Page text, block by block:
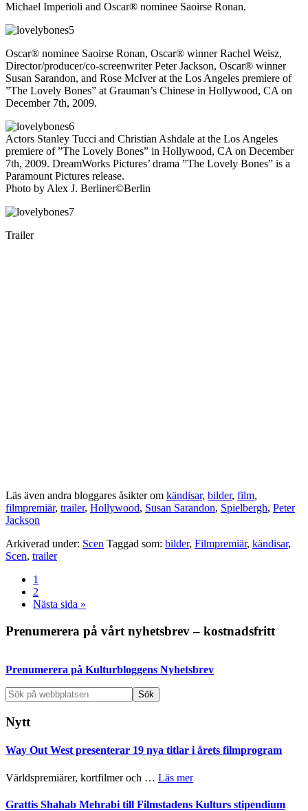
Michael Imperioli and Oscar® nominee Saoirse Ronan.
Oscar® nominee Saoirse Ronan, Oscar® winner Rachel Weisz,
Director/producer/co-screenwriter Peter Jackson, Oscar® winner
Susan Sarandon, and Rose McIver at the Los Angeles premiere of
”The Lovely Bones” at Grauman’s Chinese in Hollywood, CA on
December 7th, 2009.
Actors Stanley Tucci and Christian Ashdale at the Los Angeles
premiere of ”The Lovely Bones” in Hollywood, CA on December
7th, 2009. DreamWorks Pictures’ drama ”The Lovely Bones” is a
Paramount Pictures release.
Photo by Alex J. Berliner©Berlin
Trailer
Läs även andra bloggares åsikter om kändisar, bilder, film,
filmpremiär, trailer, Hollywood, Susan Sarandon, Spielbergh, Peter
Jackson
Arkiverad under: Scen Taggad som: bilder, Filmpremiär, kändisar,
Scen, trailer
Sida
1
Sida
2
Go
Nästa sida »
Primärt
Prenumerera på vårt nyhetsbrev – kostnadsfritt
Prenumerera på Kulturbloggens Nyhetsbrev
Sök
på
webbplatsen
Nytt
Way Out West presenterar 19 nya titlar i årets filmprogram
Världspremiärer, kortfilmer och … Läs merom
Out
Grattis Shahab Mehrabi till Filmstadens Kulturs stipendium